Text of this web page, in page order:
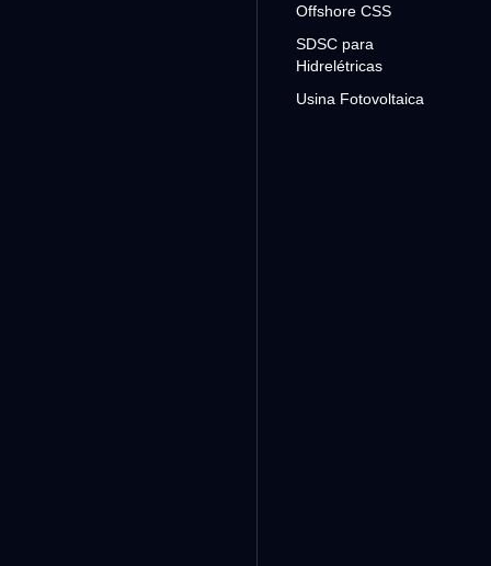
Offshore CSS
SDSC para
Hidrelétricas
Usina Fotovoltaica